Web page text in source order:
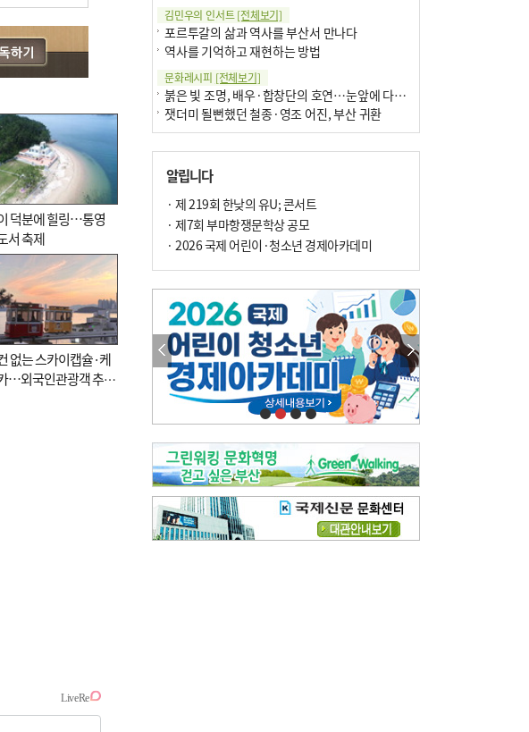
덕분에 힐링…통영
서 축제
없는 스카이캡슐·케
…외국인관광객 추억
김민우의 인서트[전체보기]
포르투갈의 삶과 역사를 부산서 만나다
역사를 기억하고 재현하는 방법
문화레시피 [전체보기]
붉은 빛 조명, 배우·합창단의 호연…눈앞에 다가온 부산오페라하우스
잿더미 될뻔했던 철종·영조 어진, 부산 귀환
현실의 고통, 은유의 詩로 담다 外
달구비·여우비…다양한 비 이름 外
박현주의 책 이야기[전체보기]
세계유산 ‘한국의 갯벌’ 얼마나 알고 있나요
문재필-여름_저녁무렵의호수
이 한편의 시조[전체보기]
참선 /오기환
고향 /김진규
주말 영화 박스오피스[전체보기]
‘스파이더맨’ 개봉 5일 만에 300만 돌풍…박스오피스·예매율 동시 1위
‘호프’ 개봉 11일 만에 관객 300만…‘스파이더맨’ 예매율 68.8% 1위
오늘의 운세- [전체보기]
오늘의 운세- 2026년 8월 6일 (음 6월 24일)
오늘의 운세- 2026년 8월 5일 (음 6월 23일)
조해훈의 고전 속 이 문장 [전체보기]
입추 지났는데도 덥다며 신유안에게 보낸 박규수의 편지
알립니다
· 제 219회 한낮의 유U; 콘서트
· 제7회 부마항쟁문학상 공모
· 2026 국제 어린이·청소년 경제아카데미